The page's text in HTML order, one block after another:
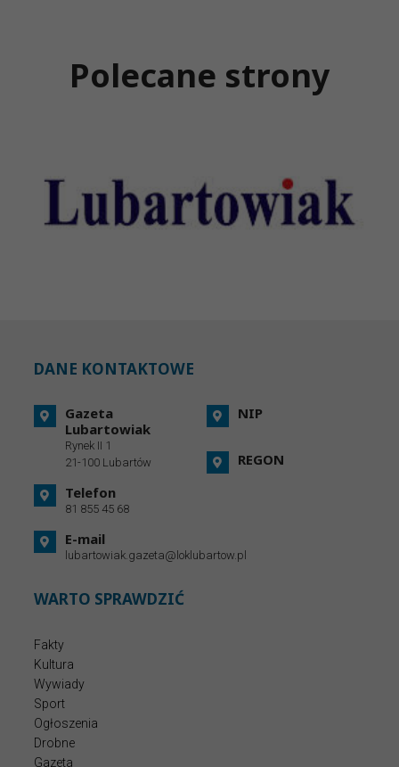
Polecane strony
DANE KONTAKTOWE
Gazeta
Lubartowiak
Rynek II 1
21-100 Lubartów
Telefon
81 855 45 68
E-mail
lubartowiak.gazeta@loklubartow.pl
NIP
REGON
WARTO SPRAWDZIĆ
Fakty
Kultura
Wywiady
Sport
Ogłoszenia
Drobne
Gazeta